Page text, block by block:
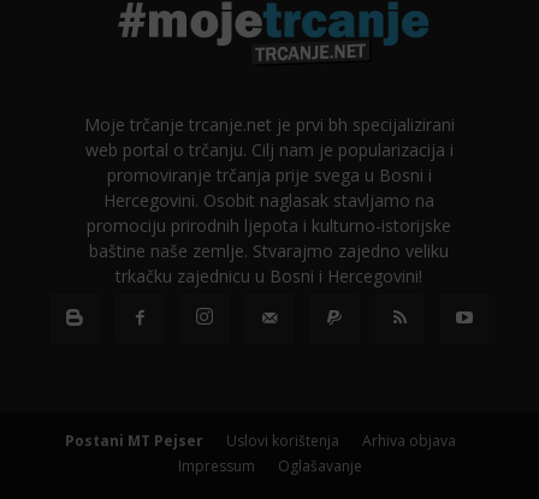
Moje trčanje trcanje.net je prvi bh specijalizirani
web portal o trčanju. Cilj nam je popularizacija i
promoviranje trčanja prije svega u Bosni i
Hercegovini. Osobit naglasak stavljamo na
promociju prirodnih ljepota i kulturno-istorijske
baštine naše zemlje. Stvarajmo zajedno veliku
trkačku zajednicu u Bosni i Hercegovini!
Postani MT Pejser Uslovi korištenja
Arhiva objava
Impressum
Oglašavanje